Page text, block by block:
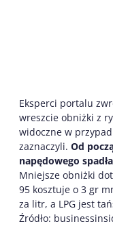
Eksperci portalu
wreszcie obniżki z
widoczne w
zaznaczyli. Od
napędowego
Mniejsze obniżki
95 kosztuje o 3 gr
za litr, a LPG jest
Źródło: